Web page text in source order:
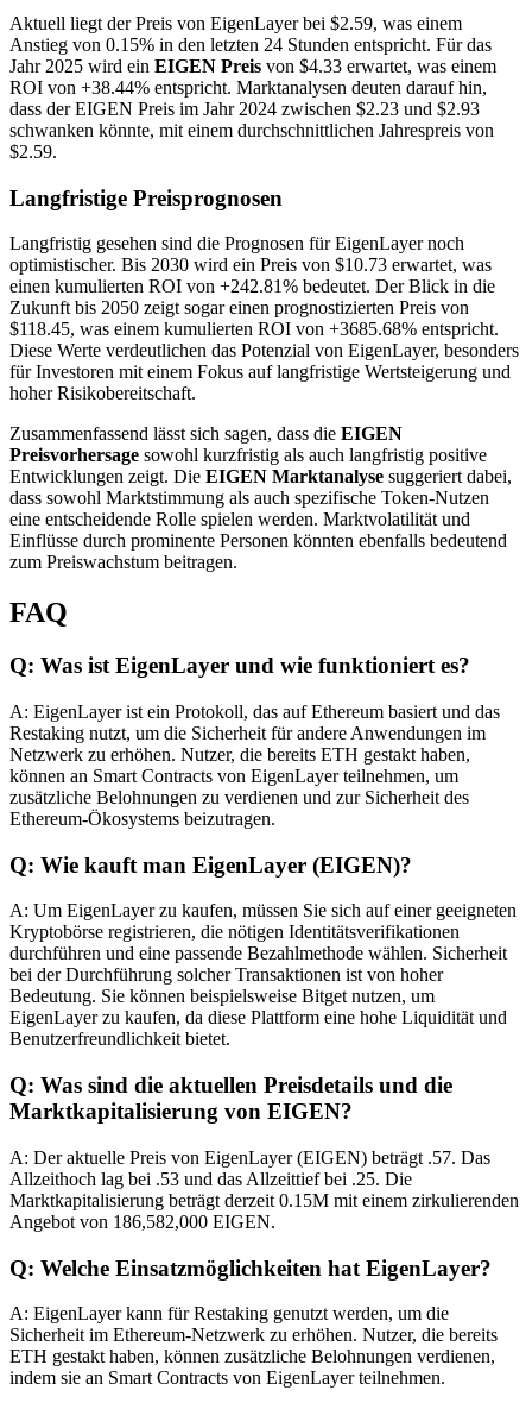
Aktuell liegt der Preis von EigenLayer bei $2.59, was einem
Anstieg von 0.15% in den letzten 24 Stunden entspricht. Für das
Jahr 2025 wird ein EIGEN Preis von $4.33 erwartet, was einem
ROI von +38.44% entspricht. Marktanalysen deuten darauf hin,
dass der EIGEN Preis im Jahr 2024 zwischen $2.23 und $2.93
schwanken könnte, mit einem durchschnittlichen Jahrespreis von
$2.59.
Langfristige Preisprognosen
Langfristig gesehen sind die Prognosen für EigenLayer noch
optimistischer. Bis 2030 wird ein Preis von $10.73 erwartet, was
einen kumulierten ROI von +242.81% bedeutet. Der Blick in die
Zukunft bis 2050 zeigt sogar einen prognostizierten Preis von
$118.45, was einem kumulierten ROI von +3685.68% entspricht.
Diese Werte verdeutlichen das Potenzial von EigenLayer, besonders
für Investoren mit einem Fokus auf langfristige Wertsteigerung und
hoher Risikobereitschaft.
Zusammenfassend lässt sich sagen, dass die EIGEN
Preisvorhersage sowohl kurzfristig als auch langfristig positive
Entwicklungen zeigt. Die EIGEN Marktanalyse suggeriert dabei,
dass sowohl Marktstimmung als auch spezifische Token-Nutzen
eine entscheidende Rolle spielen werden. Marktvolatilität und
Einflüsse durch prominente Personen könnten ebenfalls bedeutend
zum Preiswachstum beitragen.
FAQ
Q: Was ist EigenLayer und wie funktioniert es?
A: EigenLayer ist ein Protokoll, das auf Ethereum basiert und das
Restaking nutzt, um die Sicherheit für andere Anwendungen im
Netzwerk zu erhöhen. Nutzer, die bereits ETH gestakt haben,
können an Smart Contracts von EigenLayer teilnehmen, um
zusätzliche Belohnungen zu verdienen und zur Sicherheit des
Ethereum-Ökosystems beizutragen.
Q: Wie kauft man EigenLayer (EIGEN)?
A: Um EigenLayer zu kaufen, müssen Sie sich auf einer geeigneten
Kryptobörse registrieren, die nötigen Identitätsverifikationen
durchführen und eine passende Bezahlmethode wählen. Sicherheit
bei der Durchführung solcher Transaktionen ist von hoher
Bedeutung. Sie können beispielsweise Bitget nutzen, um
EigenLayer zu kaufen, da diese Plattform eine hohe Liquidität und
Benutzerfreundlichkeit bietet.
Q: Was sind die aktuellen Preisdetails und die
Marktkapitalisierung von EIGEN?
A: Der aktuelle Preis von EigenLayer (EIGEN) beträgt .57. Das
Allzeithoch lag bei .53 und das Allzeittief bei .25. Die
Marktkapitalisierung beträgt derzeit 0.15M mit einem zirkulierenden
Angebot von 186,582,000 EIGEN.
Q: Welche Einsatzmöglichkeiten hat EigenLayer?
A: EigenLayer kann für Restaking genutzt werden, um die
Sicherheit im Ethereum-Netzwerk zu erhöhen. Nutzer, die bereits
ETH gestakt haben, können zusätzliche Belohnungen verdienen,
indem sie an Smart Contracts von EigenLayer teilnehmen.